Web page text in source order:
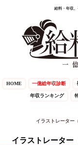
給料・年収
HOME 一億総年収診断
年収ランキング
イラストレーター
イラストレーター